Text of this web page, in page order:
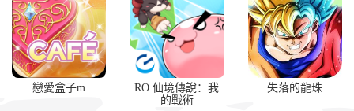
戀愛盒子m
RO 仙境傳說：我
的戰術
失落的龍珠